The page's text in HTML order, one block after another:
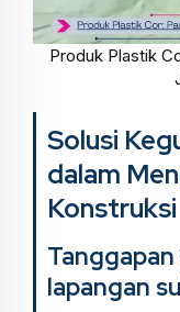
Produk Plastik
Solusi
dalam
Konstruksi
lapangan